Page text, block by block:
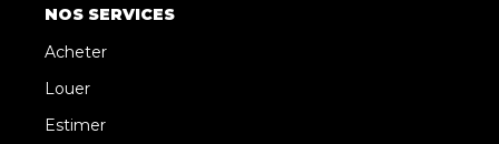
NOS SERVICES
Acheter
Louer
Estimer